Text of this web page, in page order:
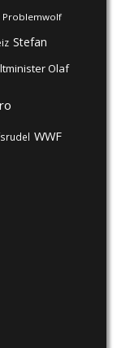
Problemwolf
Stefan
Olaf
WWF